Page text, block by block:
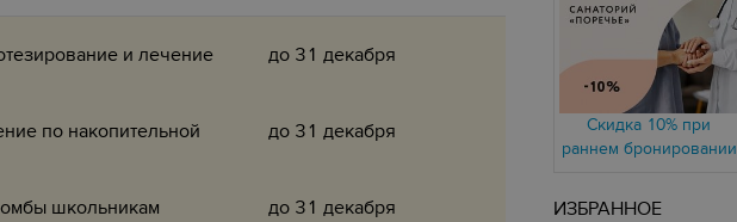
и лечение
до 31 декабря
по накопительной
до 31 декабря
школьникам
до 31 декабря
Скидка 10% при
раннем бронировании
ИЗБРАННОЕ